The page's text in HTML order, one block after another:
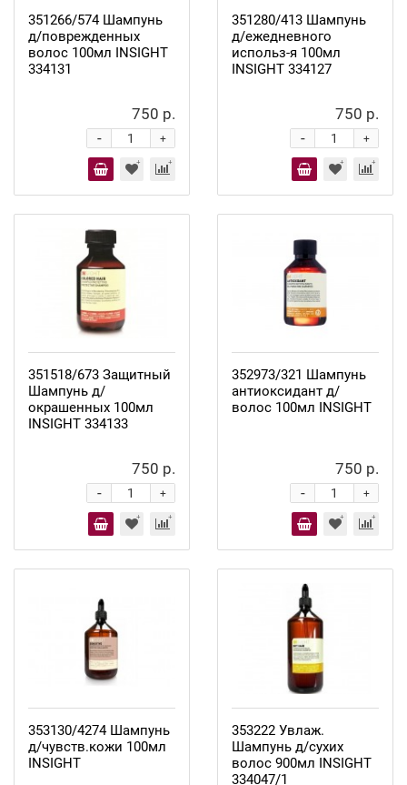
351266/574 Шампунь
д/поврежденных
волос 100мл INSIGHT
334131
750 р.
+
-
351280/413 Шампунь
д/ежедневного
использ-я 100мл
INSIGHT 334127
750 р.
+
-
351518/673 Защитный
Шампунь д/
окрашенных 100мл
INSIGHT 334133
750 р.
+
-
352973/321 Шампунь
антиоксидант д/
волос 100мл INSIGHT
750 р.
+
-
353130/4274 Шампунь
д/чувств.кожи 100мл
INSIGHT
353222 Увлаж.
Шампунь д/сухих
волос 900мл INSIGHT
334047/1